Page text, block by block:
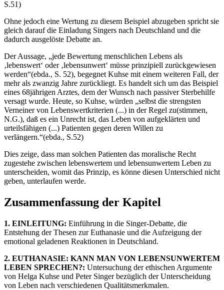
S.51)
Ohne jedoch eine Wertung zu diesem Beispiel abzugeben spricht sie
gleich darauf die Einladung Singers nach Deutschland und die
dadurch ausgelöste Debatte an.
Der Aussage, „jede Bewertung menschlichen Lebens als
‚lebenswert‘ oder ‚lebensunwert‘ müsse prinzipiell zurückgewiesen
werden“(ebda., S. 52), begegnet Kuhse mit einem weiteren Fall, der
mehr als zwanzig Jahre zurückliegt. Es handelt sich um das Beispiel
eines 68jährigen Arztes, dem der Wunsch nach passiver Sterbehilfe
versagt wurde. Heute, so Kuhse, würden „selbst die strengsten
Verneiner von Lebenswertkriterien (...) in der Regel zu(stimmen,
N.G.), daß es ein Unrecht ist, das Leben von aufgeklärten und
urteilsfähigen (...) Patienten gegen deren Willen zu
verlängern.“(ebda., S.52)
Dies zeige, dass man solchen Patienten das moralische Recht
zugestehe zwischen lebenswertem und lebensunwertem Leben zu
unterscheiden, womit das Prinzip, es könne diesen Unterschied nicht
geben, unterlaufen werde.
Zusammenfassung der Kapitel
1. EINLEITUNG: Einführung in die Singer-Debatte, die
Entstehung der Thesen zur Euthanasie und die Aufzeigung der
emotional geladenen Reaktionen in Deutschland.
2. EUTHANASIE: KANN MAN VON LEBENSUNWERTEM
LEBEN SPRECHEN?: Untersuchung der ethischen Argumente
von Helga Kuhse und Peter Singer bezüglich der Unterscheidung
von Leben nach verschiedenen Qualitätsmerkmalen.